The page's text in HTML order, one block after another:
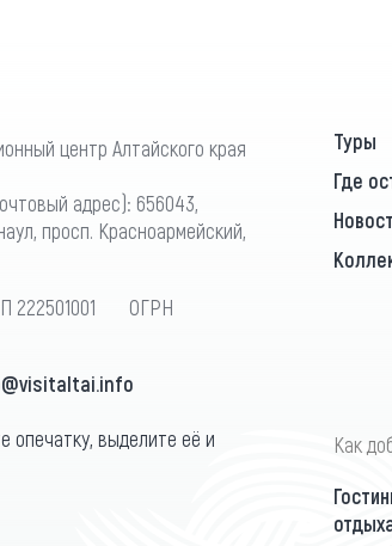
центр Алтайского края
адрес): 656043,
просп. Красноармейский,
222501001 ОГРН
опечатку, выделите её и
Туры
Где
Как